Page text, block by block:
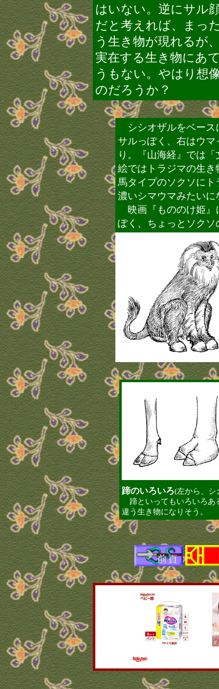
はいない。逆にサル
だと考えれば、まっ
う生き物が現れるが
実在する生き物にあ
うもない。やはり想
のだろうか？
シシオザルをベース
サルっぽく、右はウ
り。『山海経』では
絵ではトラジマの生
馬タイプのソクソに
濃いシマウマみたい
映画『もののけ姫』
ぽく、ちょっとソク
蹄のいろいろ(左から、シ
蹄といってもいろいろあ
違う生き物になりそう。